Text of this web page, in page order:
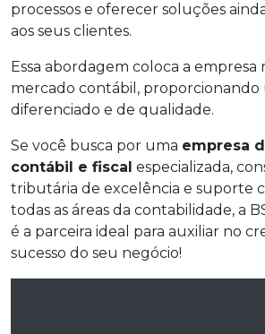
processos e oferecer soluções
aos seus clientes.
Essa abordagem coloca a
mercado contábil,
diferenciado e de qualidade.
Se você busca por uma empresa
contábil e fiscal especializada,
tributária de excelência e suporte
todas as áreas da contabilidade, a
é a parceira ideal para auxiliar no
sucesso do seu negócio!